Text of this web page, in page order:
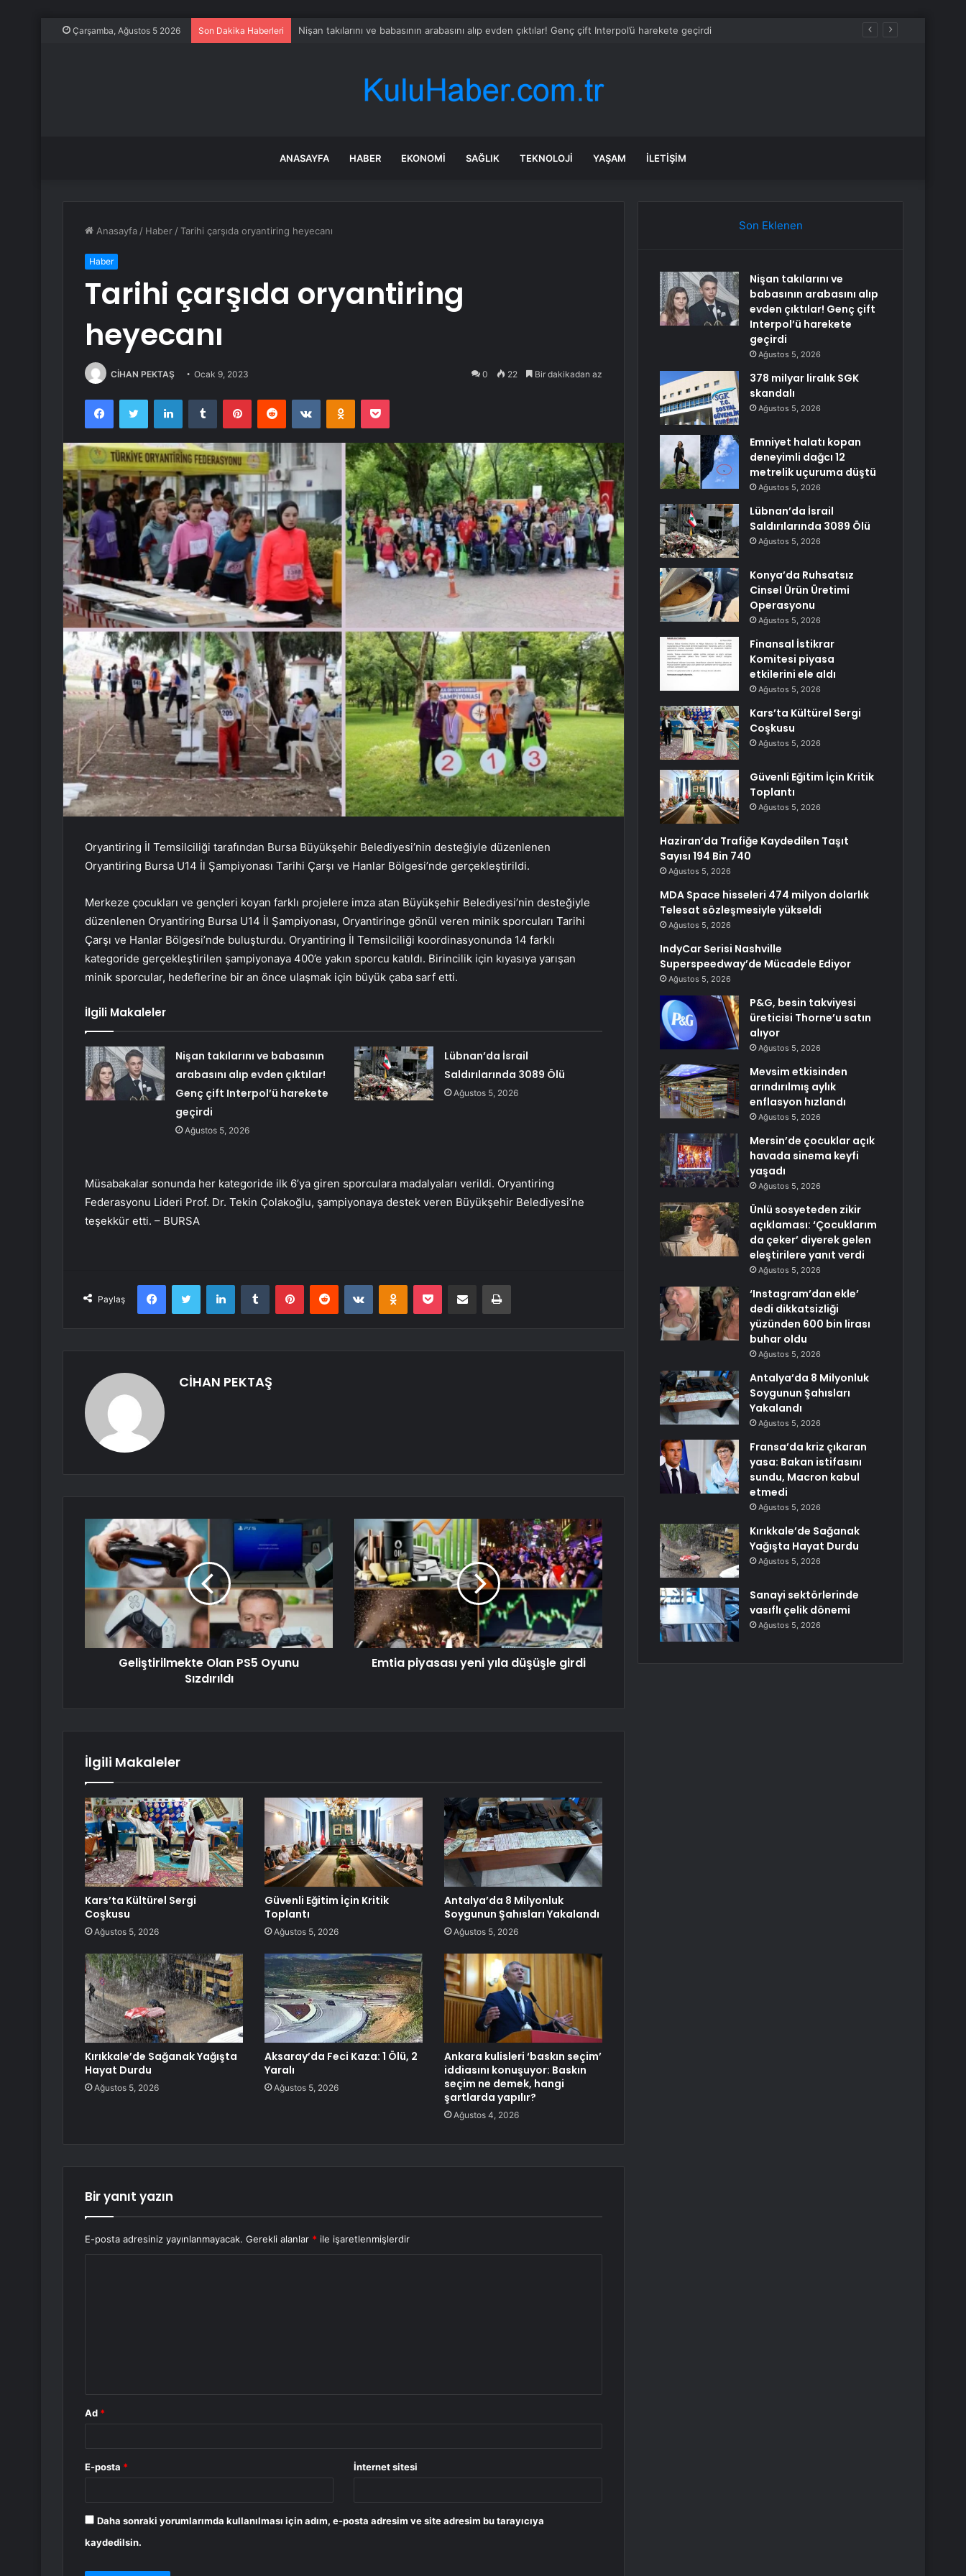
Çarşamba, Ağustos 5 2026 Son Dakika Haberleri 378 milyar liralık SGK skandalı
ANASAYFA HABER EKONOMI SAĞLIK TEKNOLOJI YAŞAM İLETIŞIM
Anasayfa / Haber /Tarihi çarşıda oryantiring heyecanı
Haber
Tarihi çarşıda oryantiring
heyecanı
CİHAN PEKTAŞ Ocak 9, 2023 0 22 Bir dakikadan az
FacebookTwitter LinkedInTumblr PinterestReddit VKontakteOdnoklassniki
Pocket
Oryantiring İl Temsilciliği tarafından Bursa Büyükşehir Belediyesi’nin desteğiyle düzenlenen
Oryantiring Bursa U14 İl Şampiyonası Tarihi Çarşı ve Hanlar Bölgesi’nde gerçekleştirildi.
Merkeze çocukları ve gençleri koyan farklı projelere imza atan Büyükşehir Belediyesi’nin desteğiyle
düzenlenen Oryantiring Bursa U14 İl Şampiyonası, Oryantiringe gönül veren minik sporcuları Tarihi
Çarşı ve Hanlar Bölgesi’nde buluşturdu. Oryantiring İl Temsilciliği koordinasyonunda 14 farklı
kategoride gerçekleştirilen şampiyonaya 400’e yakın sporcu katıldı. Birincilik için kıyasıya yarışan
minik sporcular, hedeflerine bir an önce ulaşmak için büyük çaba sarf etti.
İlgili Makaleler
Nişan takılarını ve babasının
arabasını alıp evden çıktılar!
Genç çift Interpol’ü harekete
geçirdi
Ağustos 5, 2026
Lübnan’da İsrail
Saldırılarında 3089 Ölü
Ağustos 5, 2026
Müsabakalar sonunda her kategoride ilk 6’ya giren sporculara madalyaları verildi. Oryantiring
Federasyonu Lideri Prof. Dr. Tekin Çolakoğlu, şampiyonaya destek veren Büyükşehir Belediyesi’ne
teşekkür etti. – BURSA
Paylaş
FacebookTwitter LinkedInTumblr PinterestReddit VKontakteOdnoklassniki
Pocket E-Posta ile paylaş Yazdır
CİHAN PEKTAŞ
Geliştirilmekte Olan PS5 Oyunu
Sızdırıldı
Emtia piyasası yeni yıla düşüşle girdi
İlgili Makaleler
Kars’ta Kültürel Sergi
Coşkusu
Ağustos 5, 2026
Güvenli Eğitim İçin Kritik
Toplantı
Ağustos 5, 2026
Antalya’da 8 Milyonluk
Soygunun Şahısları Yakalandı
Ağustos 5, 2026
Kırıkkale’de Sağanak Yağışta
Hayat Durdu
Ağustos 5, 2026
Aksaray’da Feci Kaza: 1 Ölü, 2
Yaralı
Ağustos 5, 2026
Ankara kulisleri ‘baskın seçim’
iddiasını konuşuyor: Baskın
seçim ne demek, hangi
şartlarda yapılır?
Ağustos 4, 2026
Bir yanıt yazın
E-posta adresiniz yayınlanmayacak. Gerekli alanlar * ile işaretlenmişlerdir
Ad *
E-posta * İnternet sitesi
Daha sonraki yorumlarımda kullanılması için adım, e-posta adresim ve site adresim bu tarayıcıya
kaydedilsin.
Son Eklenen
Nişan takılarını ve
babasının arabasını alıp
evden çıktılar! Genç çift
Interpol’ü harekete
geçirdi
Ağustos 5, 2026
378 milyar liralık SGK
skandalı
Ağustos 5, 2026
Emniyet halatı kopan
deneyimli dağcı 12
metrelik uçuruma düştü
Ağustos 5, 2026
Lübnan’da İsrail
Saldırılarında 3089 Ölü
Ağustos 5, 2026
Konya’da Ruhsatsız
Cinsel Ürün Üretimi
Operasyonu
Ağustos 5, 2026
Finansal İstikrar
Komitesi piyasa
etkilerini ele aldı
Ağustos 5, 2026
Kars’ta Kültürel Sergi
Coşkusu
Ağustos 5, 2026
Güvenli Eğitim İçin Kritik
Toplantı
Ağustos 5, 2026
Haziran’da Trafiğe Kaydedilen Taşıt
Sayısı 194 Bin 740
Ağustos 5, 2026
MDA Space hisseleri 474 milyon dolarlık
Telesat sözleşmesiyle yükseldi
Ağustos 5, 2026
IndyCar Serisi Nashville
Superspeedway’de Mücadele Ediyor
Ağustos 5, 2026
P&G, besin takviyesi
üreticisi Thorne’u satın
alıyor
Ağustos 5, 2026
Mevsim etkisinden
arındırılmış aylık
enflasyon hızlandı
Ağustos 5, 2026
Mersin’de çocuklar açık
havada sinema keyfi
yaşadı
Ağustos 5, 2026
Ünlü sosyeteden zikir
açıklaması: ‘Çocuklarım
da çeker’ diyerek gelen
eleştirilere yanıt verdi
Ağustos 5, 2026
‘Instagram’dan ekle’
dedi dikkatsizliği
yüzünden 600 bin lirası
buhar oldu
Ağustos 5, 2026
Antalya’da 8 Milyonluk
Soygunun Şahısları
Yakalandı
Ağustos 5, 2026
Fransa’da kriz çıkaran
yasa: Bakan istifasını
sundu, Macron kabul
etmedi
Ağustos 5, 2026
Kırıkkale’de Sağanak
Yağışta Hayat Durdu
Ağustos 5, 2026
Sanayi sektörlerinde
vasıflı çelik dönemi
Ağustos 5, 2026